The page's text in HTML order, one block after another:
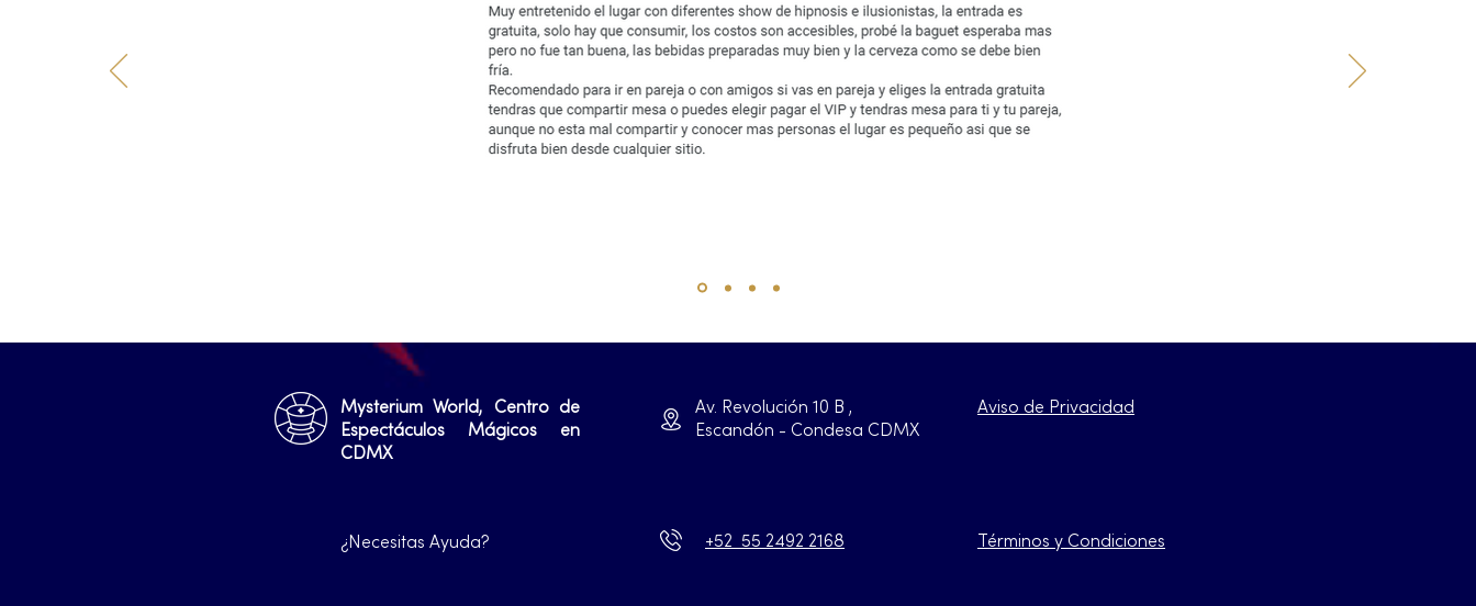
Mysterium World, Centro de
Espectáculos Mágicos en
CDMX
Av. Revolución 10 B ,
Escandón - Condesa CDMX
Aviso de Privacidad
¿Necesitas Ayuda? +52 55 2492 2168 Términos y Condiciones